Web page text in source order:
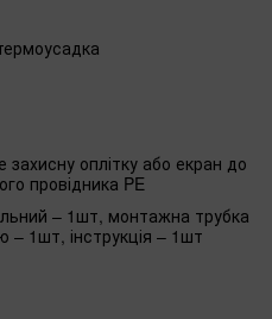
захисну оплітку або екран до
провідника PE
– 1шт, монтажна трубка
– 1шт, інструкція – 1шт